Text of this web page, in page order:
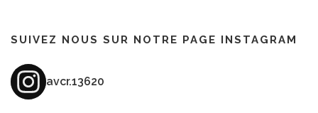
SUIVEZ NOUS SUR NOTRE PAGE INSTAGRAM
avcr.13620